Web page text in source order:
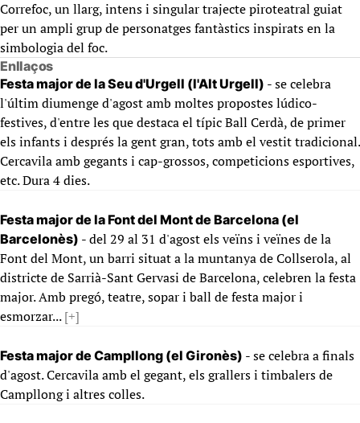
Correfoc, un llarg, intens i singular trajecte piroteatral guiat
per un ampli grup de personatges fantàstics inspirats en la
simbologia del foc.
Enllaços
Festa major de la Seu d'Urgell (l'Alt Urgell) - se celebra
l'últim diumenge d'agost amb moltes propostes lúdico-
festives, d'entre les que destaca el típic Ball Cerdà, de primer
els infants i després la gent gran, tots amb el vestit tradicional.
Cercavila amb gegants i cap-grossos, competicions esportives,
etc. Dura 4 dies.
Festa major de la Font del Mont de Barcelona (el
Barcelonès) - del 29 al 31 d'agost els veïns i veïnes de la
Font del Mont, un barri situat a la muntanya de Collserola, al
districte de Sarrià-Sant Gervasi de Barcelona, celebren la festa
major. Amb pregó, teatre, sopar i ball de festa major i
esmorzar...[+]
Festa major de Campllong (el Gironès) - se celebra a finals
d'agost. Cercavila amb el gegant, els grallers i timbalers de
Campllong i altres colles.